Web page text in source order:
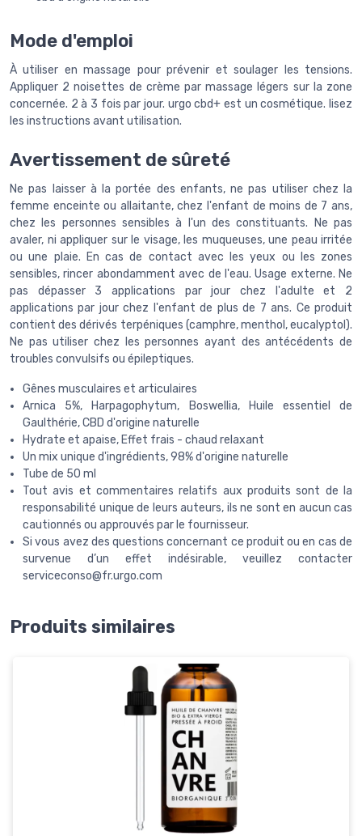
Mode d'emploi
À utiliser en massage pour prévenir et soulager les tensions.
Appliquer 2 noisettes de crème par massage légers sur la zone
concernée. 2 à 3 fois par jour. urgo cbd+ est un cosmétique. lisez
les instructions avant utilisation.
Avertissement de sûreté
Ne pas laisser à la portée des enfants, ne pas utiliser chez la
femme enceinte ou allaitante, chez l'enfant de moins de 7 ans,
chez les personnes sensibles à l'un des constituants. Ne pas
avaler, ni appliquer sur le visage, les muqueuses, une peau irritée
ou une plaie. En cas de contact avec les yeux ou les zones
sensibles, rincer abondamment avec de l'eau. Usage externe. Ne
pas dépasser 3 applications par jour chez l'adulte et 2
applications par jour chez l'enfant de plus de 7 ans. Ce produit
contient des dérivés terpéniques (camphre, menthol, eucalyptol).
Ne pas utiliser chez les personnes ayant des antécédents de
troubles convulsifs ou épileptiques.
Gênes musculaires et articulaires
Arnica 5%, Harpagophytum, Boswellia, Huile essentiel de
Gaulthérie, CBD d'origine naturelle
Hydrate et apaise, Effet frais - chaud relaxant
Un mix unique d'ingrédients, 98% d'origine naturelle
Tube de 50 ml
Tout avis et commentaires relatifs aux produits sont de la
responsabilité unique de leurs auteurs, ils ne sont en aucun cas
cautionnés ou approuvés par le fournisseur.
Si vous avez des questions concernant ce produit ou en cas de
survenue d’un effet indésirable, veuillez contacter
serviceconso@fr.urgo.com
Produits similaires